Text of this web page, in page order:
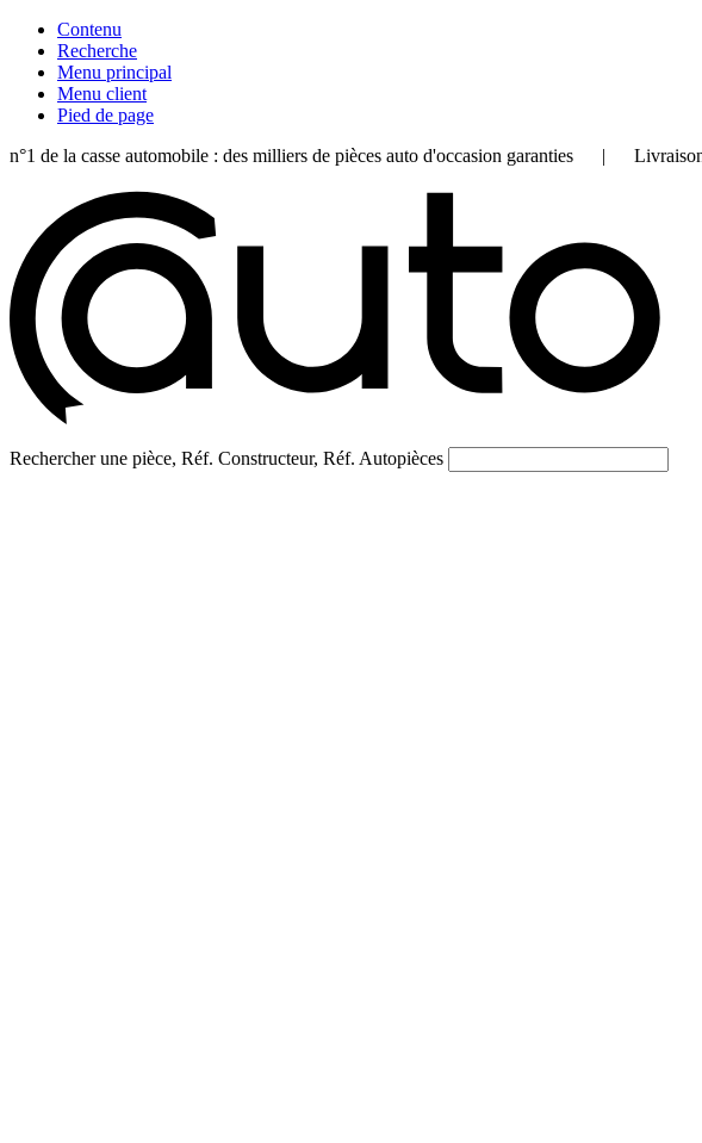
Contenu
Recherche
Menu principal
Menu client
Pied de page
n°1 de la casse automobile : des milliers de pièces auto d'occasion garanties |
Rechercher une pièce, Réf. Constructeur, Réf. Autopièces